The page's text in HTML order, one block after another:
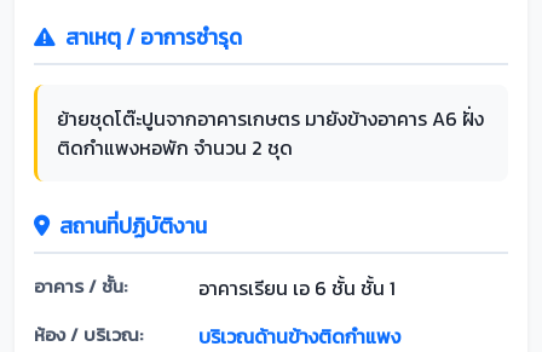
สาเหตุ / อาการชำรุด
ย้ายชุดโต๊ะปูนจากอาคารเกษตร มายังข้างอาคาร A6 ฝั่ง
ติดกำแพงหอพัก จำนวน 2 ชุด
สถานที่ปฏิบัติงาน
อาคาร / ชั้น: อาคารเรียน เอ 6 ชั้น ชั้น 1
ห้อง / บริเวณ: บริเวณด้านข้างติดกำแพง